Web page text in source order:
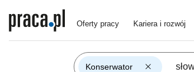
Oferty pracy Kariera i rozwój
Konserwator